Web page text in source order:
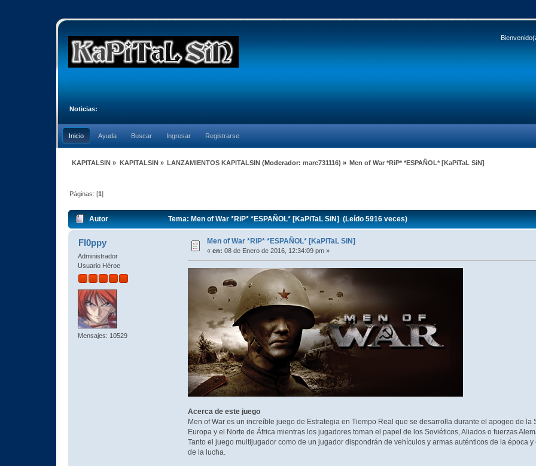
Noticias:
Inicio Ayuda Buscar Ingresar Registrarse
KAPITALSIN » KAPITALSIN» LANZAMIENTOS KAPITALSIN (Moderador:marc731116) » Men of War *RiP* *ESPAÑOL* [KaPiTaL SiN]
Páginas: [1]
Autor Tema: Men of War *RiP* *ESPAÑOL* [KaPiTaL SiN] (Leído 5916 veces)
Fl0ppy
Administrador
Usuario Héroe
Mensajes: 10529
Men of War *RiP* *ESPAÑOL* [KaPiTaL SiN]
«en: 08 de Enero de 2016, 12:34:09 pm »
Acerca de este juego
Men of War es un increíble juego de Estrategia en Tiempo Real que se desarrolla durante el apogeo de
Europa y el Norte de África mientras los jugadores toman el papel de los Soviéticos, Aliados o fuerzas
Tanto el juego multijugador como de un jugador dispondrán de vehículos y armas auténticos de la época
de la lucha.